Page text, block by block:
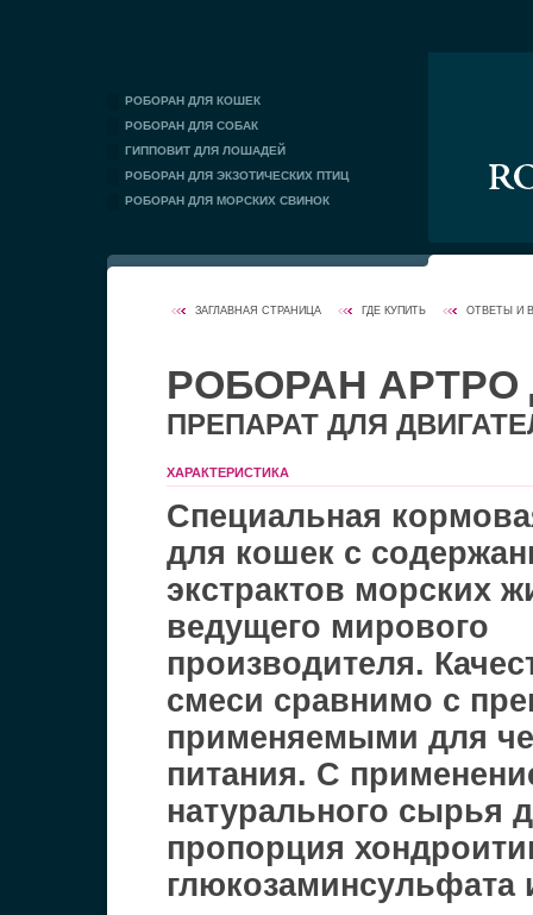
РОБОРАН ДЛЯ КОШЕК
РОБОРАН ДЛЯ СОБАК
ГИППОВИТ ДЛЯ ЛОШАДЕЙ
РОБОРАН ДЛЯ ЭКЗОТИЧЕСКИХ ПТИЦ
РОБОРАН ДЛЯ МОРСКИХ СВИНОК
ЗАГЛАВНАЯ СТРАНИЦА ГДЕ КУПИТЬ ОТВЕТЫ И
РОБОРАН
ПРЕПАРАТ ДЛЯ
ХАРАКТЕРИСТИКА
Специальная
для кошек с
экстрактов морских
ведущего мирового
производителя.
смеси сравнимо с
применяемыми для
питания. С
натурального сырья
пропорция
глюкозаминсульфата